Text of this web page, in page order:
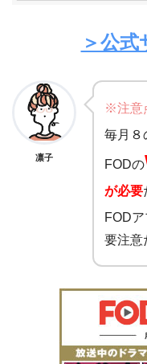
＞公
凛子
※注意
毎月８
FODの
が必要
FOD
要注意